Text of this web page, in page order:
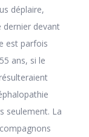
déplaire,
dernier devant
est parfois
ans, si le
seulement. La